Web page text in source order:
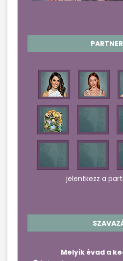
jelentkezz a
Melyik évad a